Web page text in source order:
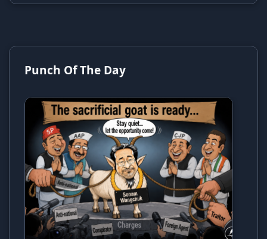
Punch Of The Day